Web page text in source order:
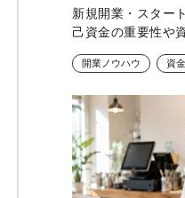
新規開業・スター
己資金の重要性や
開業ノウハウ 資